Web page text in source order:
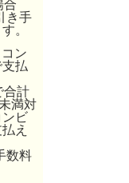
合
き手
。
ン
支払
合計
満対
ビ
え
数料